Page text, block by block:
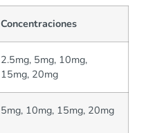
Concentraciones
2.5mg, 5mg, 10mg,
15mg, 20mg
5mg, 10mg, 15mg, 20mg